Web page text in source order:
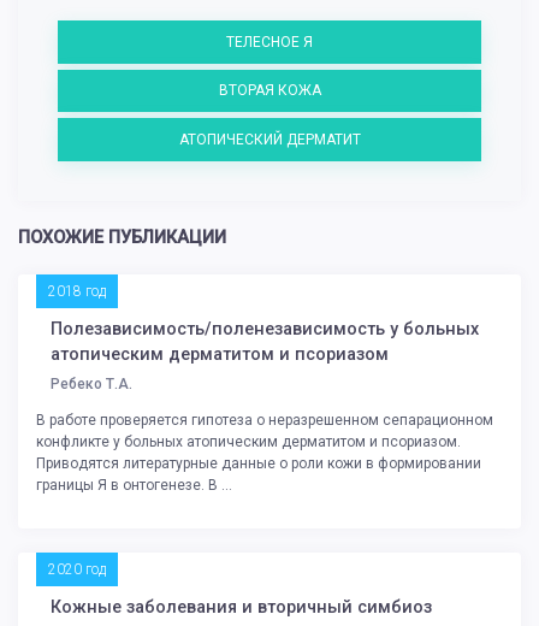
ТЕЛЕСНОЕ Я
ВТОРАЯ КОЖА
АТОПИЧЕСКИЙ ДЕРМАТИТ
ПОХОЖИЕ ПУБЛИКАЦИИ
2018 год
Полезависимость/поленезависимость у больных
атопическим дерматитом и псориазом
Ребеко Т.А.
В работе проверяется гипотеза о неразрешенном сепарационном
конфликте у больных атопическим дерматитом и псориазом.
Приводятся литературные данные о роли кожи в формировании
границы Я в онтогенезе. В ...
2020 год
Кожные заболевания и вторичный симбиоз